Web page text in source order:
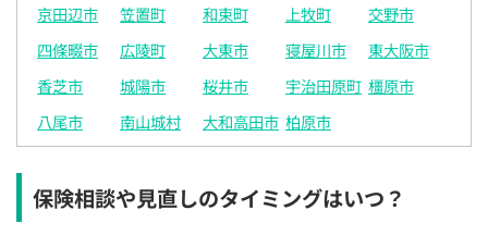
◯
15:00
◯
15:30
◯
◯
15:00
◯
15:30
◯
15:00
◯
15:30
◯
◯
15:00
◯
15:30
◯
◯
15:00
◯
15:30
◯
◯
15:00
15:30
◯
◯
15:30
京田辺市
笠置町 和束町 上牧町
交野市
四條畷市
広陵町 大東市 寝屋川市
東大阪市
香芝市
城陽市 桜井市 宇治田原町 橿原市
八尾市
南山城村 大和高田市 柏原市
保険相談や見直しのタイミングはいつ？